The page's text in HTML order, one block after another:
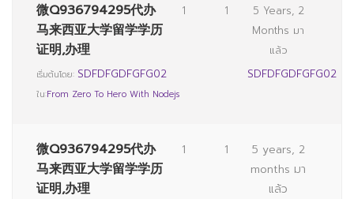
微Q936794295代办
马来西亚大学留学学历
证明,办理
เริ่มต้นโดย: SDFDFGDFGFG02
ใน:From Zero To Hero With Nodejs
1 1
5 Years, 2
Months มา
แล้ว
SDFDFGDFGFG02
微Q936794295代办
马来西亚大学留学学历
证明,办理
1 1
5 years, 2
months มา
แล้ว